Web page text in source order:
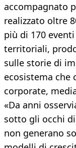
accompagnato
realizzato oltre
più di 170
territoriali,
sulle storie di
ecosistema che
corporate,
«Da anni
sotto gli occhi
non generano